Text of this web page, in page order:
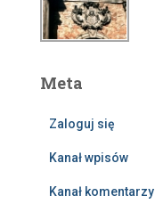
Meta
Zaloguj się
Kanał wpisów
Kanał komentarzy